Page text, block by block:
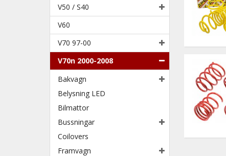
V50 / S40
V60
V70 97-00
V70n 2000-2008
Bakvagn
Belysning LED
Bilmattor
Bussningar
Coilovers
Framvagn